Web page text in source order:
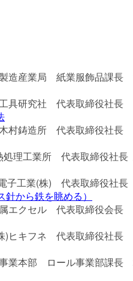
造産業局 紙業服飾品課長
工具研究社 代表取締役社
村鋳造所 代表取締役社長
処理工業所 代表取締役社長
子工業(株) 代表取締役社長
から鉄を眺める）
エクセル 代表取締役会長
)ヒキフネ 代表取締役社長
業本部 ロール事業部課長